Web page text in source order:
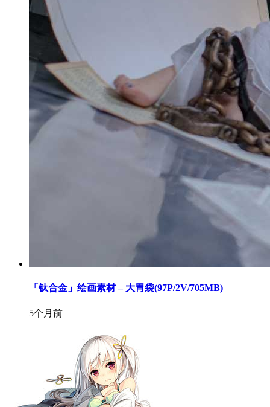
「钛合金」绘画素材 – 大胃袋(97P/2V/705MB)
5个月前